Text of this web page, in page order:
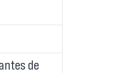
de